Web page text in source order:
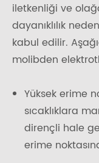
iletkenliği ve
dayanıklılık
kabul edilir.
molibden
Yüksek erime
sıcaklıklara
dirençli hale
erime